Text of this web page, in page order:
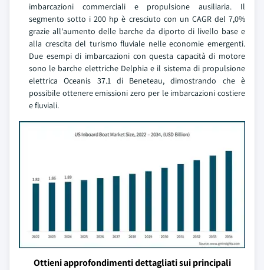
imbarcazioni commerciali e propulsione ausiliaria. Il
segmento sotto i 200 hp è cresciuto con un CAGR del 7,0%
grazie all'aumento delle barche da diporto di livello base e
alla crescita del turismo fluviale nelle economie emergenti.
Due esempi di imbarcazioni con questa capacità di motore
sono le barche elettriche Delphia e il sistema di propulsione
elettrica Oceanis 37.1 di Beneteau, dimostrando che è
possibile ottenere emissioni zero per le imbarcazioni costiere
e fluviali.
Ottieni approfondimenti dettagliati sui principali